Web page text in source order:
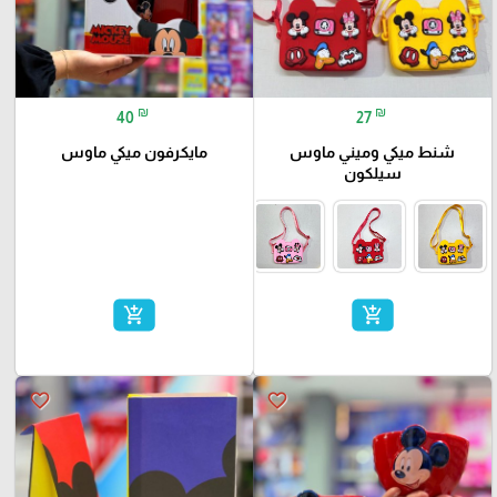
27 ₪
شنط ميكي وميني ماوس
سيلكون
add_shopping_cart
40 ₪
مايكرفون ميكي ماوس
add_shopping_cart
favorite_border
favorite_border